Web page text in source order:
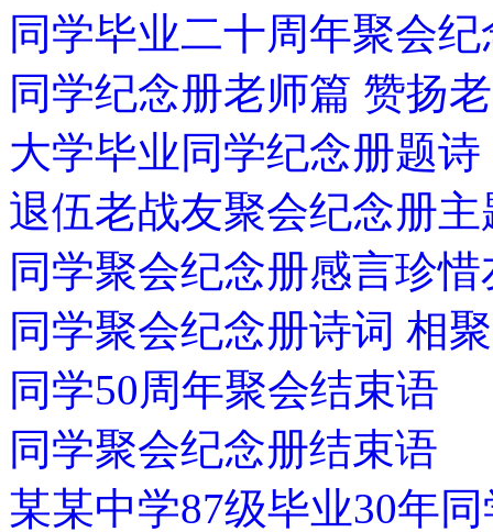
同学毕业二十周年聚会
同学纪念册老师篇 赞扬
大学毕业同学纪念册题诗
退伍老战友聚会纪念册
同学聚会纪念册感言珍
同学聚会纪念册诗词 相聚
同学50周年聚会结束语
同学聚会纪念册结束语
某某中学87级毕业30年